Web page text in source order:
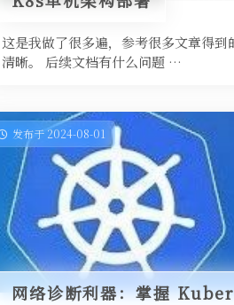
这是我做了很多遍，参考很多文章得
清晰。 后续文档有什么问题 …
发布于 2024-08-01
网络诊断利器：掌握